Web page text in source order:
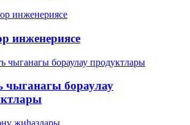
инженериясе
чыганагы бораулау